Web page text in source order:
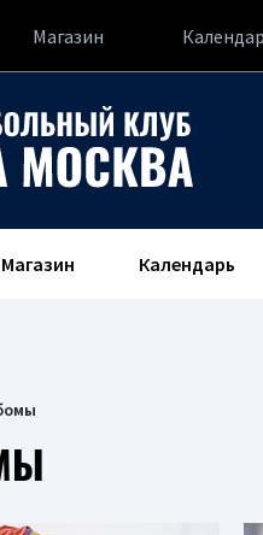
Магазин
Магазин Календарь